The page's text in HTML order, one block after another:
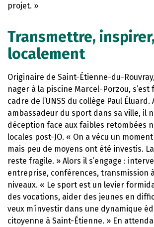
projet. »
Transmettre,
localement
Originaire de Saint-Étienne-du-
nager à la piscine Marcel-Porzou, s’est
cadre de l’UNSS du collège Paul Éluard.
ambassadeur du sport dans sa ville, il
déception face aux faibles retombées
locales post-JO. « On a vécu un
mais peu de moyens ont été investis.
reste fragile. » Alors il s’engage :
entreprise, conférences, transmission
niveaux. « Le sport est un levier
des vocations, aider des jeunes en
veux m’investir dans une dynamique
citoyenne à Saint-Étienne. » En